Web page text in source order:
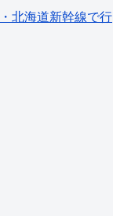
北海道新幹線で行